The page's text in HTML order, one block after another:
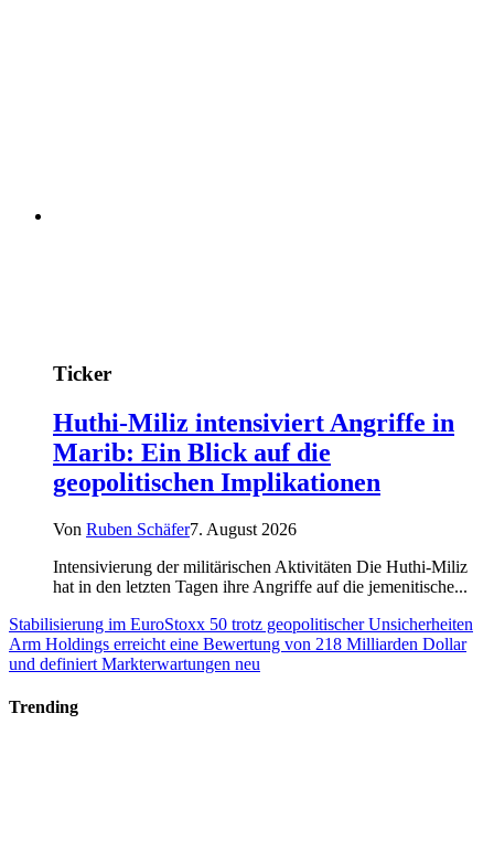
Ticker
Huthi-Miliz intensiviert Angriffe in
Marib: Ein Blick auf die
geopolitischen Implikationen
Von Ruben Schäfer7. August 2026
Intensivierung der militärischen Aktivitäten Die Huthi-Miliz
hat in den letzten Tagen ihre Angriffe auf die jemenitische...
Stabilisierung im EuroStoxx 50 trotz geopolitischer Unsicherheiten
Arm Holdings erreicht eine Bewertung von 218 Milliarden Dollar
und definiert Markterwartungen neu
Trending